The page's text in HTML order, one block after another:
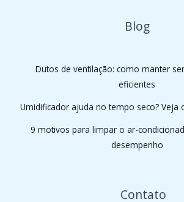
Blog
Dutos de ventilação: como manter
eficientes
Umidificador ajuda no tempo seco? Veja
9 motivos para limpar o ar-
desempenho
Contato